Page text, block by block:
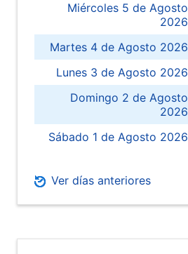
Miércoles 5 de Agosto
2026
Martes 4 de Agosto 2026
Lunes 3 de Agosto 2026
Domingo 2 de Agosto
2026
Sábado 1 de Agosto 2026
Ver días anteriores